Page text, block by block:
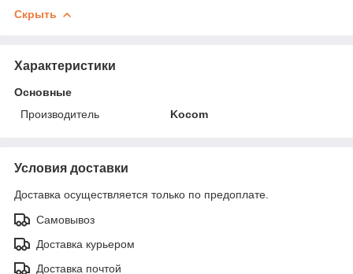
Скрыть
Характеристики
Основные
Производитель
Kocom
Условия доставки
Доставка осуществляется только по предоплате.
Самовывоз
Доставка курьером
Доставка почтой